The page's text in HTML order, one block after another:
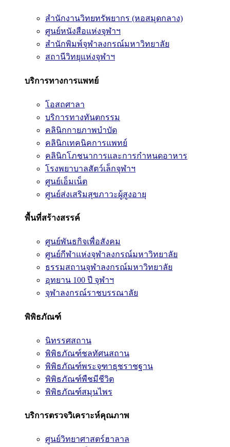
สำนักงานวิทยทรัพยากร (หอสมุดกลาง)
ศูนย์หนังสือแห่งจุฬาฯ
สำนักพิมพ์จุฬาลงกรณ์มหาวิทยาลัย
สถานีวิทยุแห่งจุฬาฯ
บริการทางการแพทย์
โอสถศาลา
บริการทางทันตกรรม
คลินิกกายภาพบำบัด
คลินิกเทคนิคการแพทย์
คลินิกโภชนาการและการกำหนดอาหาร
โรงพยาบาลสัตว์เล็กจุฬาฯ
ศูนย์เอ็มเน็ต
ศูนย์ส่งเสริมสุขภาวะผู้สูงอายุ
พื้นที่สร้างสรรค์
ศูนย์พันธกิจเพื่อสังคม
ศูนย์กีฬาแห่งจุฬาลงกรณ์มหาวิทยาลัย
ธรรมสถานจุฬาลงกรณ์มหาวิทยาลัย
อุทยาน 100 ปี จุฬาฯ
จุฬาลงกรณ์ราชบรรณาลัย
พิพิธภัณฑ์
นิทรรศสถาน
พิพิธภัณฑ์ชลทัศนสถาน
พิพิธภัณฑ์พระจุฑาธุชราชฐาน
พิพิธภัณฑ์พืชมีชีวิต
พิพิธภัณฑ์สมุนไพร
บริการตรวจวิเคราะห์คุณภาพ
ศูนย์วิทยาศาสตร์ฮาลาล